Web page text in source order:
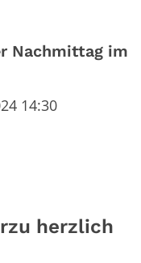
Nachmittag im
14:30
herzlich